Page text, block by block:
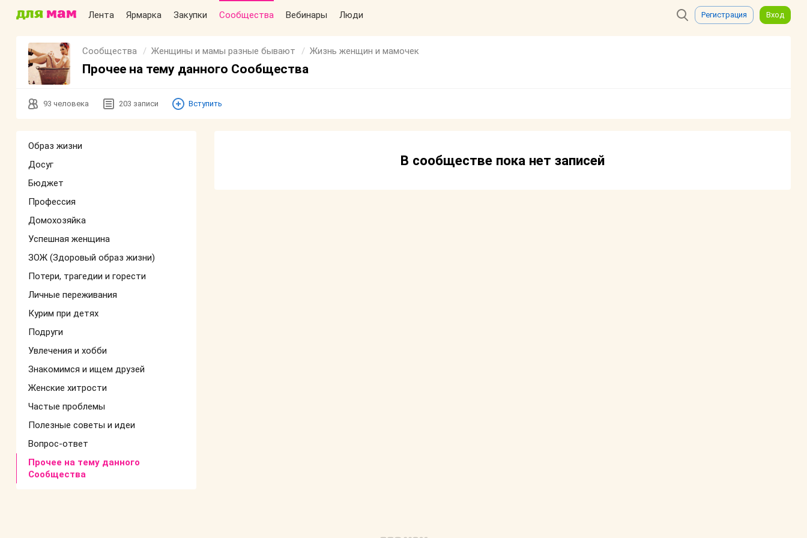
Лента Ярмарка Закупки Сообщества Вебинары Люди Регистрация Вход
Сообщества Женщины и мамы разные бывают Жизнь женщин и мамочек
Прочее на тему данного Сообщества
93 человека 203 записи Вступить
Образ жизни
Досуг
Бюджет
Профессия
Домохозяйка
Успешная женщина
ЗОЖ (Здоровый образ жизни)
Потери, трагедии и горести
Личные переживания
Курим при детях
Подруги
Увлечения и хобби
Знакомимся и ищем друзей
Женские хитрости
Частые проблемы
Полезные советы и идеи
Вопрос-ответ
Прочее на тему данного
Сообщества
В сообществе пока нет записей